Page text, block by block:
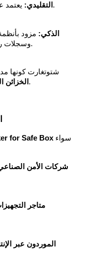
التقليدي: يعتمد على أقفال ميكانيكية أو مفاتيح معدنية.
الذكي: مزود
وسجلات رقمية، وإنذارات ضد العبث أو السرقة.
شتوتغارت كونها
الخزائن لما توفره من مرونة وأمان متكامل.
for Safe Box
شركات الأمن
متاجر
الموردون عبر